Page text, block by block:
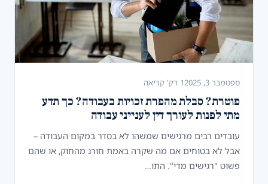
ספטמבר 3, 2025 1 דק' קריאה
פוטרת? סבלת מהפרת זכויות בעבודה? כך תדע
מתי לפנות לעורך דין לענייני עבודה
עובדים רבים מרגישים שמשהו לא בסדר במקום העבודה –
אבל לא בטוחים אם מה שקרה באמת חורג מהחוק, או שהם
פשוט "רגישים מדי". התו…